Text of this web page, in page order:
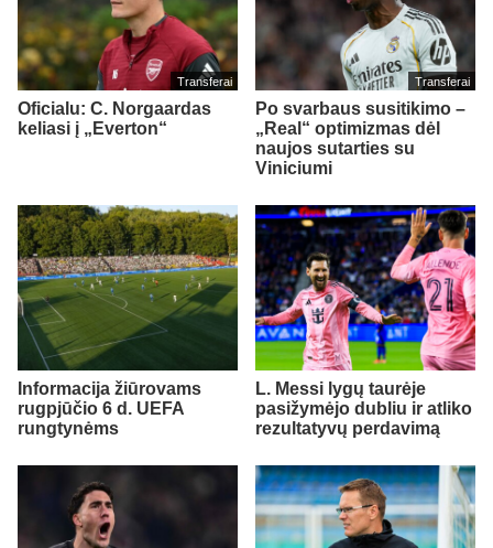
Transferai
Oficialu: C. Norgaardas
keliasi į „Everton“
Transferai
Po svarbaus susitikimo –
„Real“ optimizmas dėl
naujos sutarties su
Viniciumi
Informacija žiūrovams
rugpjūčio 6 d. UEFA
rungtynėms
L. Messi lygų taurėje
pasižymėjo dubliu ir atliko
rezultatyvų perdavimą